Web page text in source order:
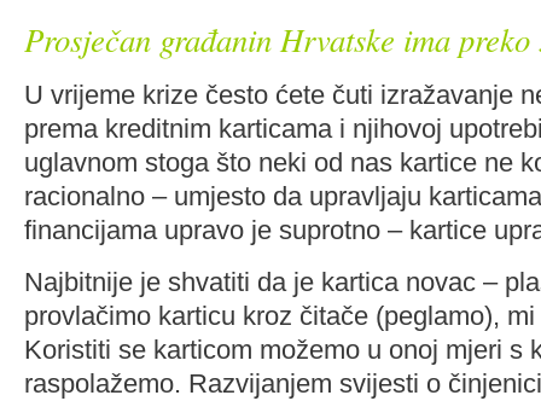
Prosječan građanin Hrvatske ima
U vrijeme krize često ćete čuti izražavanje
prema kreditnim karticama i njihovoj
uglavnom stoga što neki od nas kartice ne
racionalno – umjesto da upravljaju
financijama upravo je suprotno – kartice
Najbitnije je shvatiti da je kartica novac –
provlačimo karticu kroz čitače (peglamo),
Koristiti se karticom možemo u onoj mjeri s
raspolažemo. Razvijanjem svijesti o